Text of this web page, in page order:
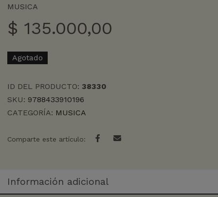
MUSICA
$ 135.000,00
Agotado
ID DEL PRODUCTO: 38330
SKU: 9788433910196
CATEGORÍA: MUSICA
Comparte este artículo:
Información adicional